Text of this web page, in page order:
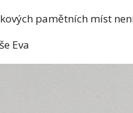
pamětních míst
Eva